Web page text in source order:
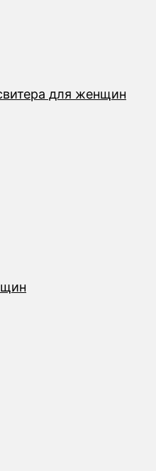
для женщин